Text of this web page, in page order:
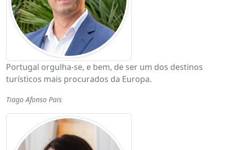
Portugal orgulha-se, e bem, de ser um dos destinos
turísticos mais procurados da Europa.
Tiago Afonso Pais